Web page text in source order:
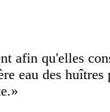
afin qu'elles
eau des huîtres
»